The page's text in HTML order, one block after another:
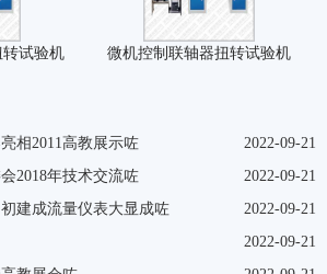
试验机 微机控制联轴器扭转试验机
2022-09-21
相2011高教展示咗
2022-09-21
2018年技术交流咗
2022-09-21
建成流量仪表大显成咗
2022-09-21